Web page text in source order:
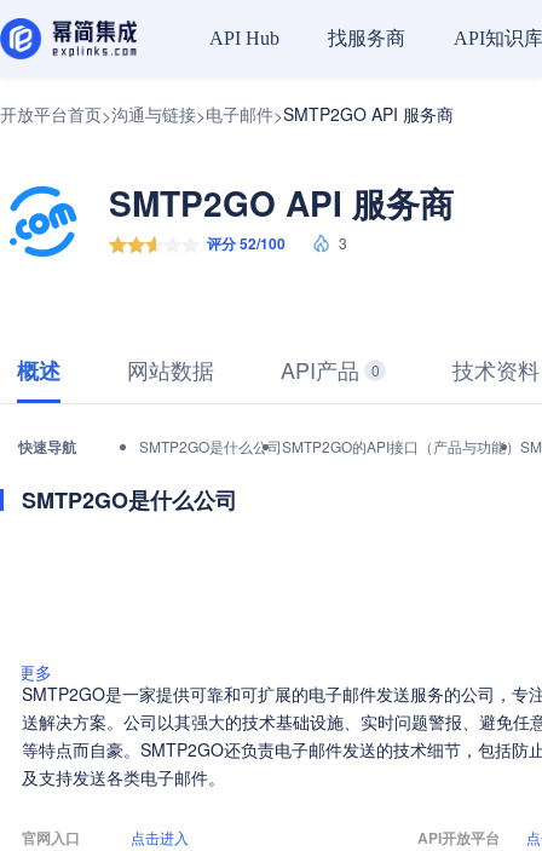
API Hub 找服务商 API知识库
开放平台首页>沟通与链接>电子邮件>SMTP2GO API 服务商
SMTP2GO API 服务商
评分 52/100 3
概述 网站数据 API产品 0 技术资料
快速导航 SMTP2GO是什么公司SMTP2GO的API接口（产品与功能）
SMTP2GO是什么公司
更多
SMTP2GO是一家提供可靠和可扩展的电子邮件发送服务的公司，专
送解决方案。公司以其强大的技术基础设施、实时问题警报、避免任
等特点而自豪。SMTP2GO还负责电子邮件发送的技术细节，包括防
及支持发送各类电子邮件。
官网入口 点击进入 API开放平台